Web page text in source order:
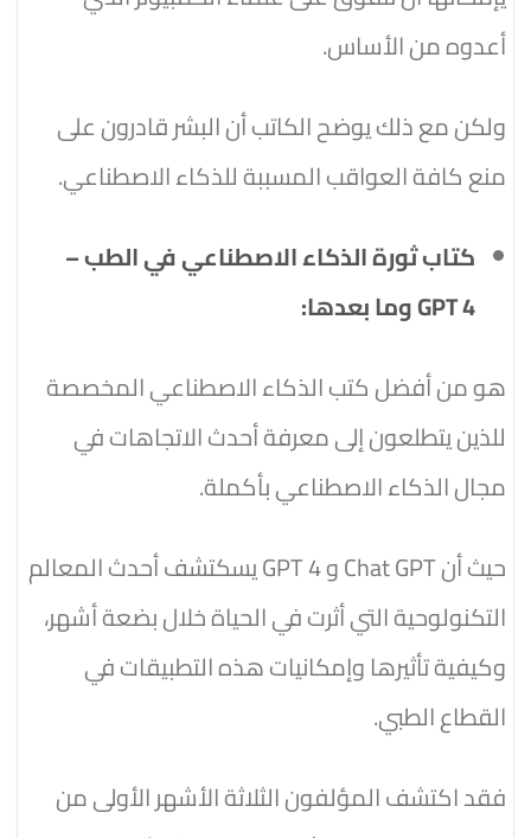
أعدوه من الأساس.
ولكن مع ذلك يوضح الكاتب أن البشر قادرون على
منع كافة العواقب المسببة للذكاء الاصطناعي.
كتاب ثورة الذكاء الاصطناعي في الطب –
GPT 4 وما بعدها:
هو من أفضل كتب الذكاء الاصطناعي المخصصة
للذين يتطلعون إلى معرفة أحدث الاتجاهات في
مجال الذكاء الاصطناعي بأكملة.
حيث أن Chat GPT و GPT 4 يسكتشف أحدث المعالم
التكنولوحية التي أثرت في الحياة خلال بضعة أشهر،
وكيفية تأثيرها وإمكانيات هذه التطبيقات في
القطاع الطبي.
فقد اكتشف المؤلفون الثلاثة الأشهر الأولى من